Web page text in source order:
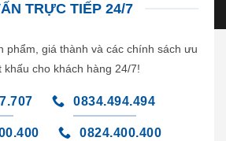
TRỰC TIẾP 24/7
phẩm, giá thành và các chính sách ưu
khấu cho khách hàng 24/7!
0834.494.494
0824.400.400